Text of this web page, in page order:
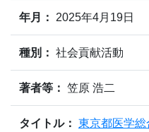
年月： 2025年4月19日
種別： 社会貢献活動
著者等： 笠原 浩二
タイトル： 東京都医学